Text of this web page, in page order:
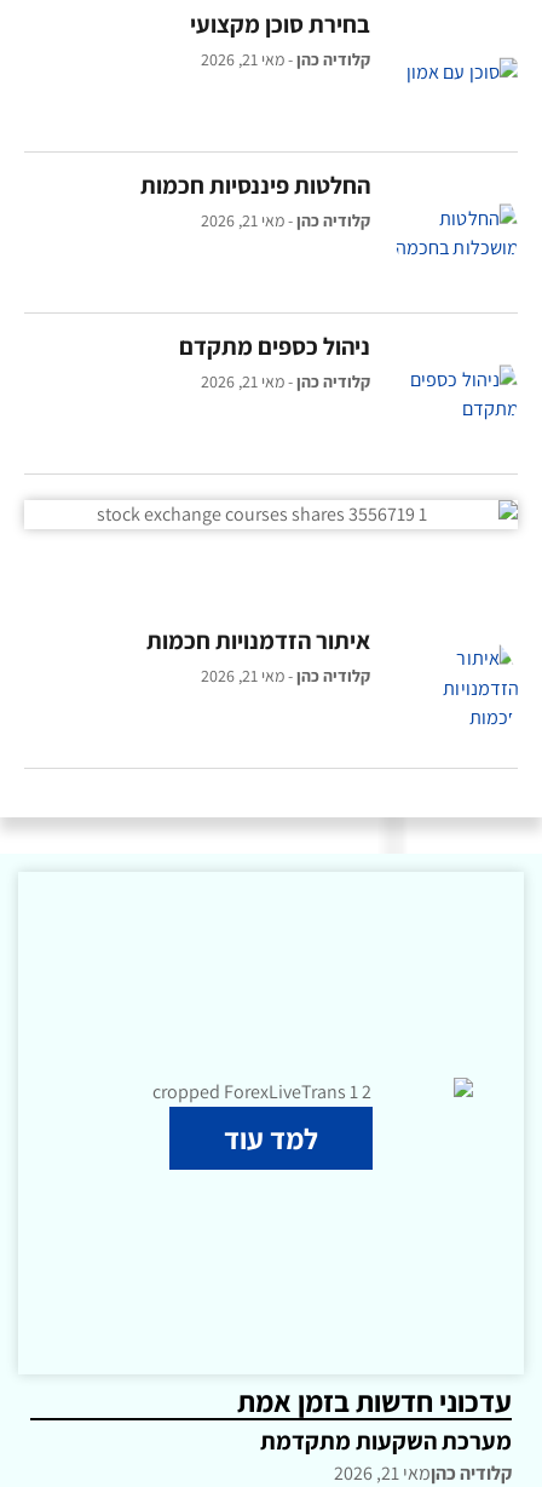
בחירת סוכן מקצועי
קלודיה כהן מאי 21, 2026
החלטות פיננסיות חכמות
קלודיה כהן מאי 21, 2026
ניהול כספים מתקדם
קלודיה כהן מאי 21, 2026
איתור הזדמנויות חכמות
קלודיה כהן מאי 21, 2026
למד עוד
עדכוני חדשות בזמן אמת
מערכת השקעות מתקדמת
קלודיה כהןמאי 21, 2026